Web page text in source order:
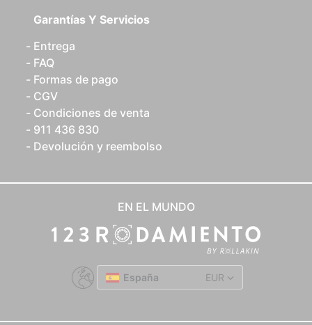
Garantías Y Servicios
Entrega
FAQ
Formas de pago
CGV
Condiciones de venta
911 436 830
Devolución y reembolso
EN EL MUNDO
España EUR